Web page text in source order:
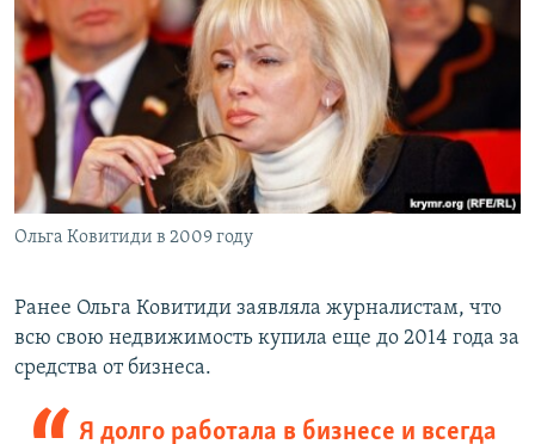
Ольга Ковитиди в 2009 году
Ранее Ольга Ковитиди заявляла журналистам, что
всю свою недвижимость купила еще до 2014 года за
средства от бизнеса.
Я долго работала в бизнесе и всегда